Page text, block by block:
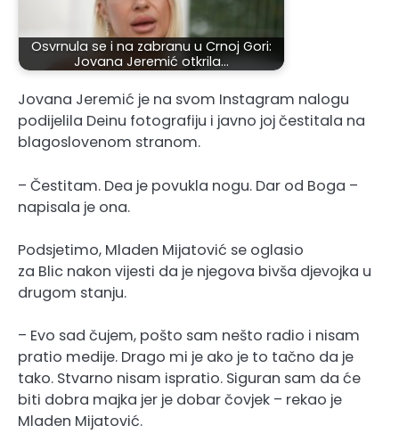
Osvrnula se i na zabranu u Crnoj Gori:
Jovana Jeremić otkrila…
Jovana Jeremić je na svom Instagram nalogu
podijelila Deinu fotografiju i javno joj čestitala na
blagoslovenom stranom.
– Čestitam. Dea je povukla nogu. Dar od Boga –
napisala je ona.
Podsjetimo, Mladen Mijatović se oglasio
za Blic nakon vijesti da je njegova bivša djevojka u
drugom stanju.
– Evo sad čujem, pošto sam nešto radio i nisam
pratio medije. Drago mi je ako je to tačno da je
tako. Stvarno nisam ispratio. Siguran sam da će
biti dobra majka jer je dobar čovjek – rekao je
Mladen Mijatović.